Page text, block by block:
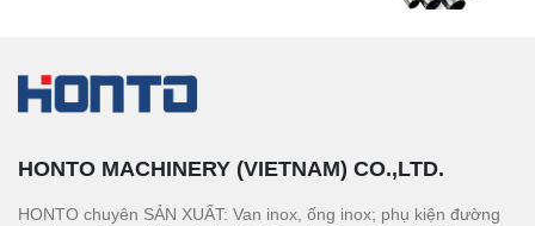
HONTO MACHINERY (VIETNAM) CO.,LTD.
HONTO chuyên SẢN XUẤT: Van inox, ống inox; phụ kiện đường